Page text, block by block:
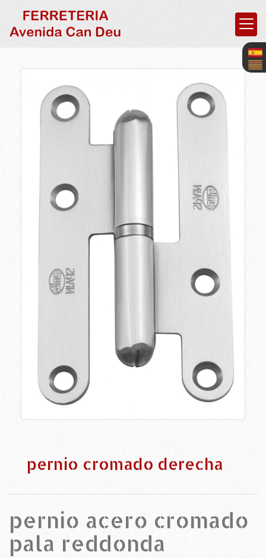
pernio cromado derecha
pernio acero cromado
pala reddonda